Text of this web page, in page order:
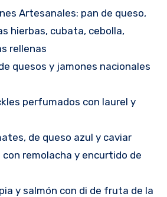
Artesanales: pan de queso,
hierbas, cubata, cebolla,
rellenas
quesos y jamones nacionales
perfumados con laurel y
de queso azul y caviar
con remolacha y encurtido de
y salmón con di de fruta de la